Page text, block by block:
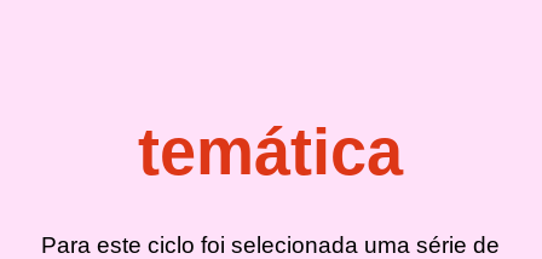
temática
Para este ciclo foi selecionada uma série de